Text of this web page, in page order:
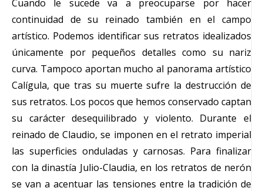
Cuando le sucede va a preocuparse por hacer
continuidad de su reinado también en el campo
artístico. Podemos identificar sus retratos idealizados
únicamente por pequeños detalles como su nariz
curva. Tampoco aportan mucho al panorama artístico
Calígula, que tras su muerte sufre la destrucción de
sus retratos. Los pocos que hemos conservado captan
su carácter desequilibrado y violento. Durante el
reinado de Claudio, se imponen en el retrato imperial
las superficies onduladas y carnosas. Para finalizar
con la dinastía Julio-Claudia, en los retratos de nerón
se van a acentuar las tensiones entre la tradición de